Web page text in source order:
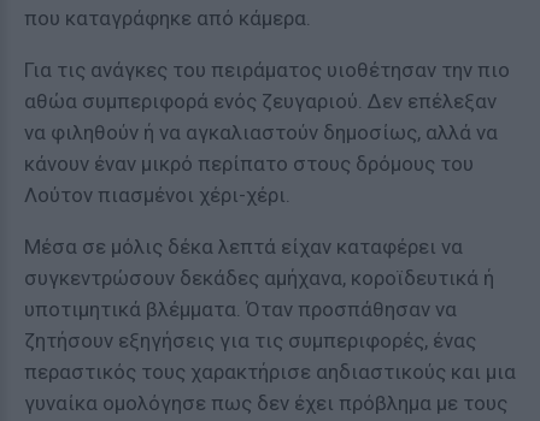
που καταγράφηκε από κάμερα.
Για τις ανάγκες του πειράματος υιοθέτησαν την πιο
αθώα συμπεριφορά ενός ζευγαριού. Δεν επέλεξαν
να φιληθούν ή να αγκαλιαστούν δημοσίως, αλλά να
κάνουν έναν μικρό περίπατο στους δρόμους του
Λούτον πιασμένοι χέρι-χέρι.
Mέσα σε μόλις δέκα λεπτά είχαν καταφέρει να
συγκεντρώσουν δεκάδες αμήχανα, κοροϊδευτικά ή
υποτιμητικά βλέμματα. Όταν προσπάθησαν να
ζητήσουν εξηγήσεις για τις συμπεριφορές, ένας
περαστικός τους χαρακτήρισε αηδιαστικούς και μια
γυναίκα ομολόγησε πως δεν έχει πρόβλημα με τους